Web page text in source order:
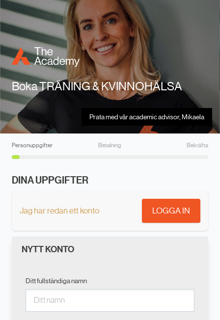
Prata med vår academic advisor, Mikaela
Boka TRÄNING & KVINNOHÄLSA
Personuppgifter Betalning Bekräfta
DINA UPPGIFTER
Jag har redan ett konto LOGGA IN
NYTT KONTO
Ditt fullständiga namn